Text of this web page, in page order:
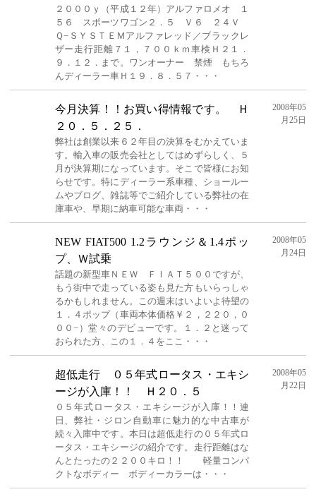
２０００ｙ（平成１２年）アルファロメオ １
５６ スポーツワゴン２．５ Ｖ６ ２４Ｖ
Ｑ−ＳＹＳＴＥＭアルファレッド／ブラックレ
ザー走行距離７１，７００ｋｍ車検Ｈ２１．
９．１２．まで。ワンオーナー 禁煙 もちろ
んディーラー車Ｈ１９．８．５７・・・
今月決算！！お買い得情報です。 Ｈ
２０．５．２５．
弊社は創業以来６２年目の決算をむかえていま
す。輸入車の販売会社としてはめずらしく、５
月が決算期になっています。そこで皆様にお知
らせです。特にディーラー系車種、ショールー
ムやブログ、雑誌等でご紹介している弊社の在
庫車や、早期に納車可能な車両・・・
2008年05
月25日
NEW FIAT500 1.2ラウンジ＆1.4ポッ
プ、Ｗ試乗
話題の新型車ＮＥＷ ＦＩＡＴ５００ですが、
もう街中で走っている姿も見た方もいらっしゃ
るかもしれません。この週末はいよいよ待望の
１．４ポップ（車両本体価格￥２，２２０，０
００−）堂々のデビューです。１．２と迷って
おられた方、この１．４をここ・・・
2008年05
月24日
超低走行 ０５年式ロータス・エキシ
ージが入庫！！ Ｈ２０．５
０５年式ロータス・エキシージが入庫！！連
日、弊社・ジロン自動車に魅力的な中古車が
続々入庫中です。本日は超低走行の０５年式ロ
ータス・エキシージの紹介です。走行距離はな
んとたったの２２００キロ！！ 軽量コンパ
クトなボディー ボディーカラーは・・・
2008年05
月22日